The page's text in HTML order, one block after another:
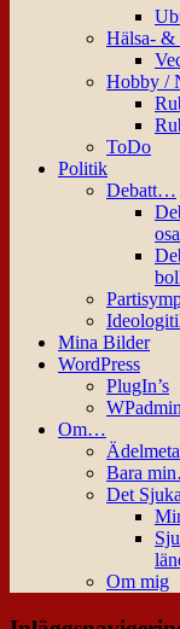
Hälsa-
Hobby /
ToDo
Politik
Debatt…
Mina Bilder
WordPress
PlugIn’s
WPadmin
Om…
Bara
Det
Om mig